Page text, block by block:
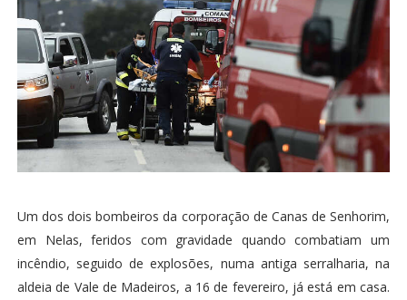
Um dos dois bombeiros da corporação de Canas de Senhorim,
em Nelas, feridos com gravidade quando combatiam um
incêndio, seguido de explosões, numa antiga serralharia, na
aldeia de Vale de Madeiros, a 16 de fevereiro, já está em casa.